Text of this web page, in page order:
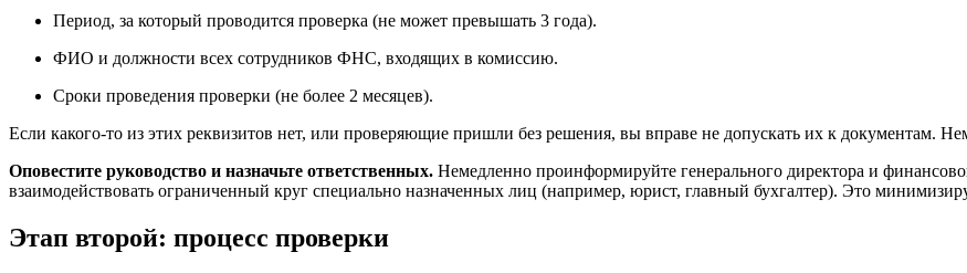
Период, за который проводится проверка (не может превышать 3 года).
ФИО и должности всех сотрудников ФНС, входящих в комиссию.
Сроки проведения проверки (не более 2 месяцев).
Если какого-то из этих реквизитов нет, или проверяющие пришли без решения, вы вправе не допускать их к документам.
Оповестите руководство и назначьте ответственных. Немедленно проинформируйте генерального директора и
взаимодействовать ограниченный круг специально назначенных лиц (например, юрист, главный бухгалтер). Это
Этап второй: процесс проверки